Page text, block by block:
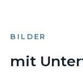
BILDER
mit